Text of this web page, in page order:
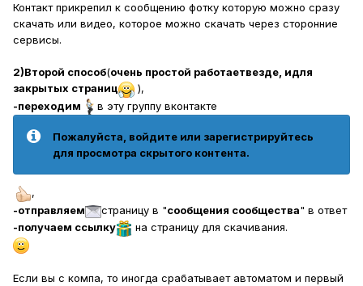
Контакт прикрепил к сообщению фотку которую можно сразу
скачать или видео, которое можно скачать через сторонние
сервисы.
2)Второй способ(очень простой работаетвезде, идля
закрытых страниц
),
-переходим
в эту группу вконтакте
Пожалуйста, войдите или зарегистрируйтесь
для просмотра скрытого контента.
,
-отправляем
страницу в "сообщения сообщества" в ответ
-получаем ссылку
на страницу для скачивания.
Если вы с компа, то иногда срабатывает автоматом и первый